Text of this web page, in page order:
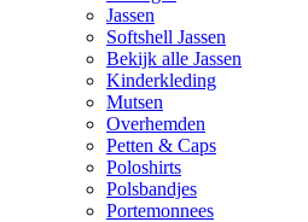
Jassen
Softshell Jassen
Bekijk alle Jassen
Kinderkleding
Mutsen
Overhemden
Petten & Caps
Poloshirts
Polsbandjes
Portemonnees